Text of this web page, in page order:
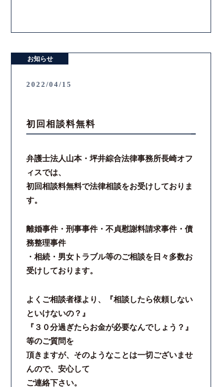
お知らせ
2022/04/15
初回相談料無料
弁護士法人山本・坪井綜合法律事務所長崎オフ
ィスでは、
初回相談料無料で法律相談をお受けしておりま
す。
離婚事件・刑事事件・不貞慰謝料請求事件・債
務整理事件
・相続・男女トラブル等のご相談を日々多数お
受けしております。
よくご相談者様より、『相談したら依頼しない
といけないの？』
『３０分過ぎたらお金が必要なんでしょう？』
等のご質問を
頂きますが、そのようなことは一切ございませ
んので、安心して
ご連絡下さい。